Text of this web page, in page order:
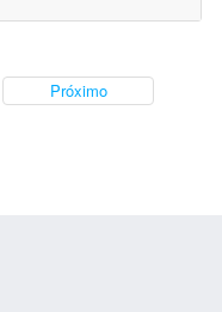
Próximo